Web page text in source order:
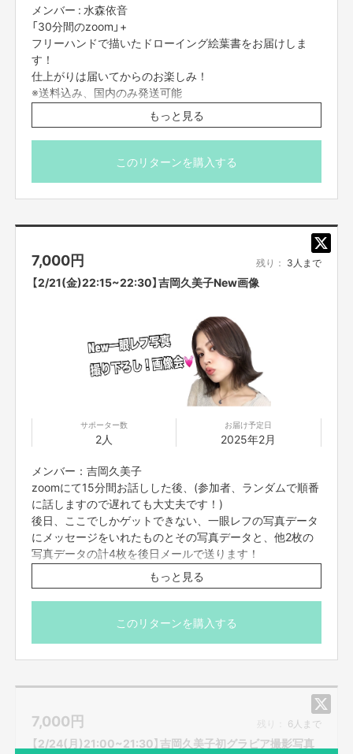
メンバー : 水森依音
「30分間のzoom」+
フリーハンドで描いたドローイング絵葉書をお届けしま
す！
仕上がりは届いてからのお楽しみ！
※送料込み、国内のみ発送可能
※プロジェクト本文の末尾に記載されている【ご支援にあた
ってのご注意事項】を必ずご一読ください。
もっと見る
このリターンを購入する
7,000円 残り： 3人まで
【2/21(金)22:15~22:30】吉岡久美子New画像
サポーター数
2人
お届け予定日
2025年2月
メンバー：吉岡久美子
zoomにて15分間お話しした後、(参加者、ランダムで順番
に話しますので遅れても大丈夫です！)
後日、ここでしかゲットできない、一眼レフの写真データ
にメッセージをいれたものとその写真データと、他2枚の
写真データの計4枚を後日メールで送ります！
※プロジェクト本文の末尾に記載されている【ご支援にあた
ってのご注意事項】を必ずご一読ください。
もっと見る
このリターンを購入する
7,000円 残り： 6人まで
【2/24(月)21:00~21:30】吉岡久美子初グラビア撮影写真